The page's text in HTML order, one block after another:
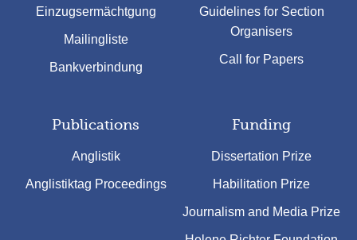
Einzugsermächtgung
Mailingliste
Bankverbindung
Guidelines for Section
Organisers
Call for Papers
Publications
Anglistik
Anglistiktag Proceedings
Funding
Dissertation Prize
Habilitation Prize
Journalism and Media Prize